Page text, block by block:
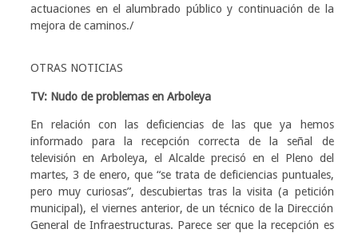
actuaciones en el alumbrado público y continuación de la
mejora de caminos./
OTRAS NOTICIAS
TV: Nudo de problemas en Arboleya
En relación con las deficiencias de las que ya hemos
informado para la recepción correcta de la señal de
televisión en Arboleya, el Alcalde precisó en el Pleno del
martes, 3 de enero, que “se trata de deficiencias puntuales,
pero muy curiosas”, descubiertas tras la visita (a petición
municipal), el viernes anterior, de un técnico de la Dirección
General de Infraestructuras. Parece ser que la recepción es